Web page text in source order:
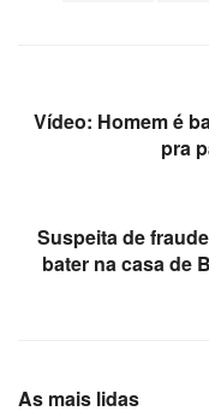
Vídeo: Homem é
pra
Suspeita de
bater na casa de
As mais lidas